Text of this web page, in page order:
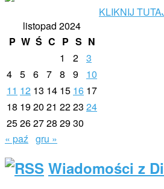
KLIKNIJ
listopad 2024
P W Ś C P S N
1
2 3
4 5 6 7 8 9
10
11 12 13 14 15 16 17
18 1920 21 2223 24
25262728 2930
« paź gru »
Wiadomości z